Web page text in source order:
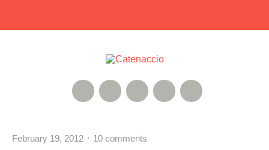
Twitter
Google+
Instagram
Xing
RSS Feed
February 19, 2012 10 comments